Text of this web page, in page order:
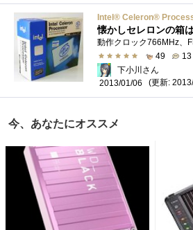
Intel® Celeron®
49
13
下小川さん
2013/01/06
(更新:
今、あなたにオススメ